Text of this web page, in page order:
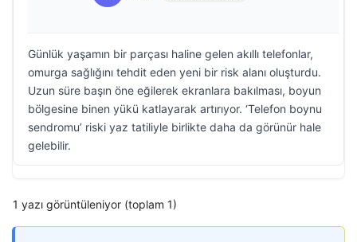
Günlük yaşamın bir parçası haline gelen akıllı telefonlar,
omurga sağlığını tehdit eden yeni bir risk alanı oluşturdu.
Uzun süre başın öne eğilerek ekranlara bakılması, boyun
bölgesine binen yükü katlayarak artırıyor. ‘Telefon boynu
sendromu’ riski yaz tatiliyle birlikte daha da görünür hale
gelebilir.
1 yazı görüntüleniyor (toplam 1)